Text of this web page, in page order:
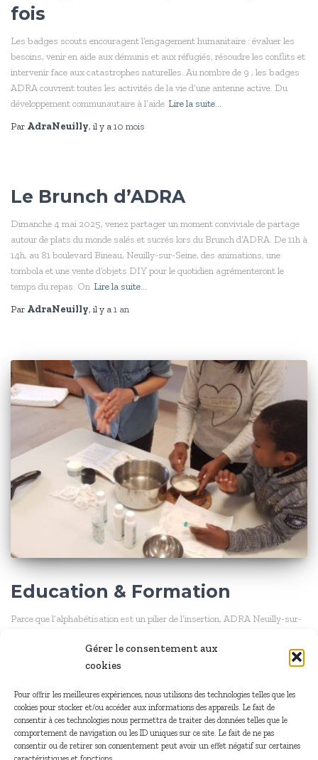
Gérer le consentement aux
cookies
Pour offrir les meilleures expériences, nous utilisons des technologies telles que les
cookies pour stocker et/ou accéder aux informations des appareils. Le fait de
consentir à ces technologies nous permettra de traiter des données telles que le
comportement de navigation ou les ID uniques sur ce site. Le fait de ne pas
consentir ou de retirer son consentement peut avoir un effet négatif sur certaines
fois
Les badges scouts encouragent l’engagement humanitaire : évaluer les
besoins, venir en aide aux démunis et aux réfugiés, résoudre les conflits et
intervenir face aux catastrophes naturelles. Au nombre de 9 , les badges
ADRA couvrent toutes les activités de la vie d’une antenne active. Du
développement communautaire à l’aide Lire la suite…
Par AdraNeuilly, il y a10 mois
Le Brunch d’ADRA
Dimanche 4 mai 2025, venez partager un moment conviviale de partage
autour de plats du monde salés et sucrés lors du Brunch d’ADRA. De 11h à
14h, au 81 boulevard Bineau, Neuilly-sur-Seine, des animations, une
tombola et une vente d’objets DIY pour le quotidien agrémenteront le
temps du repas. On Lire la suite…
Par AdraNeuilly, il y a1 an
Education & Formation
Parce que l’alphabétisation est un pilier de l’insertion, ADRA Neuilly-sur-
français écrit et oral. Ainsi, les participants acquièrent des bases qui leur
permettront de mieux s’intégrer dans la société.
Par
AdraNeuilly 4 ans